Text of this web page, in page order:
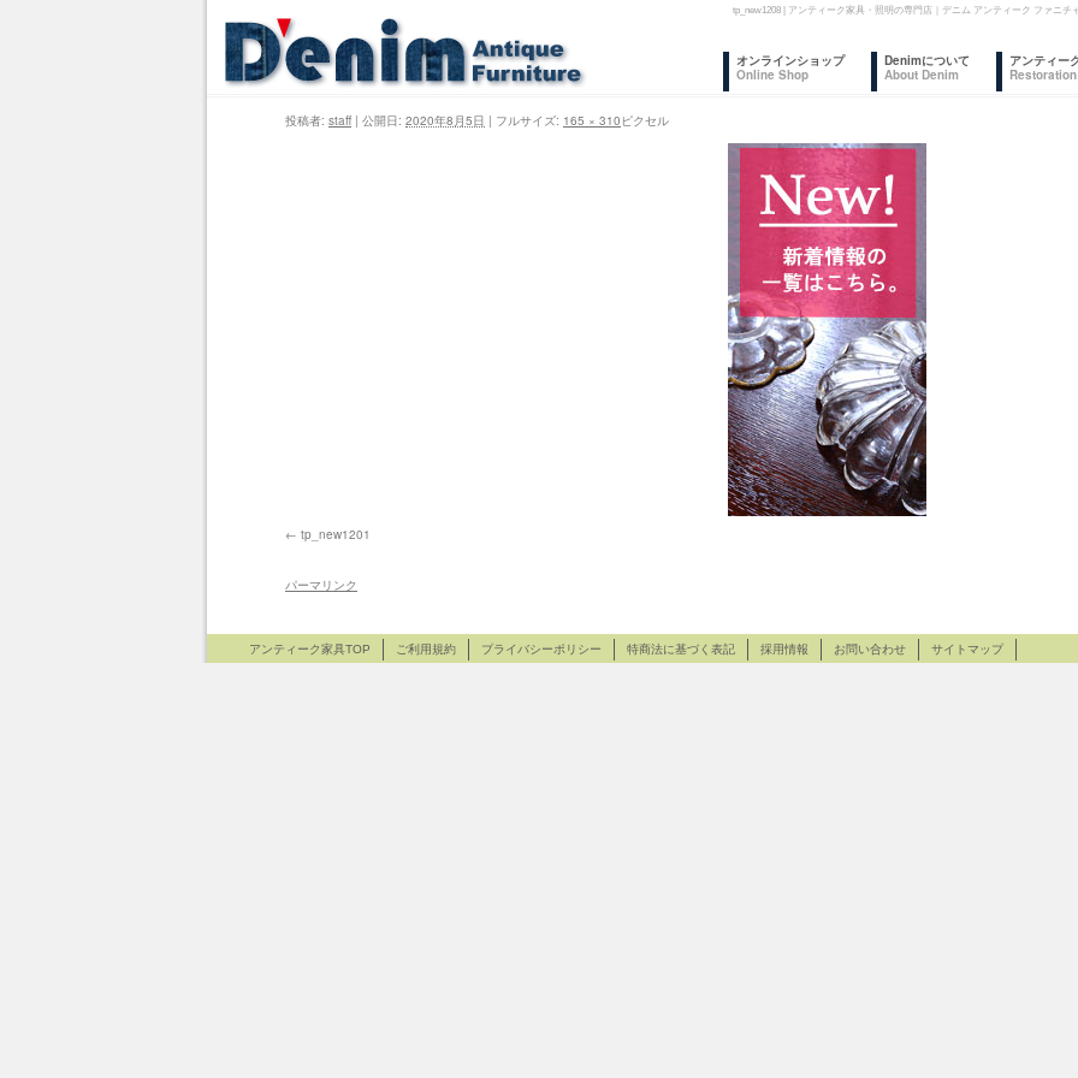
tp_new1208 | アンティーク家具・照明の専門店｜デニム アンティーク ファニ
テ
オンラインショップ
Online Shop
Denimについて
About Denim
アンティー
Restoration
投稿者: staff | 公開日: 2020年8月5日 | フルサイズ: 165 × 310 ピクセル
tp_new1201
パーマリンク
アンティーク家具TOP ご利用規約 プライバシーポリシー 特商法に基づく表記 採用情報 お問い合わせ サイトマップ